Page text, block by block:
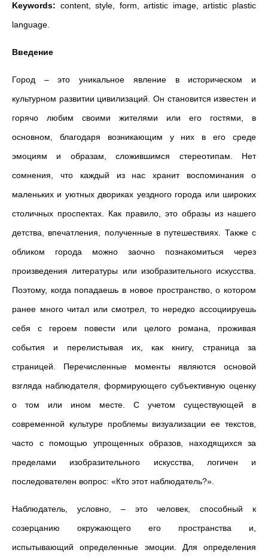
Keywords: content, style, form, artistic image, artistic plastic
language.
Введение
Город – это уникальное явление в историческом и
культурном развитии цивилизаций. Он становится известен и
горячо любим своими жителями или его гостями, в
основном, благодаря возникающим у них в его среде
эмоциям и образам, сложившимся стереотипам. Нет
сомнения, что каждый из нас хранит воспоминания о
маленьких и уютных двориках уездного города или широких
столичных проспектах. Как правило, это образы из нашего
детства, впечатления, полученные в путешествиях. Также с
обликом города можно заочно познакомиться через
произведения литературы или изобразительного искусства.
Поэтому, когда попадаешь в новое пространство, о котором
ранее много читал или смотрел, то нередко ассоциируешь
себя с героем повести или целого романа, проживая
события и перелистывая их, как книгу, страница за
страницей. Перечисленные моменты являются основой
взгляда наблюдателя, формирующего субъективную оценку
о том или ином месте. С учетом существующей в
современной культуре проблемы визуализации ее текстов,
часто с помощью упрощенных образов, находящихся за
пределами изобразительного искусства, логичен и
последователен вопрос: «Кто этот наблюдатель?».
Наблюдатель, условно, – это человек, способный к
созерцанию окружающего его пространства и,
испытывающий определенные эмоции. Для определения